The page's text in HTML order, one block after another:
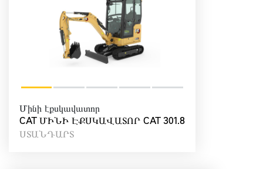
Մինի էքսկավատոր
CAT ՄԻՆԻ ԷՔՍԿԱՎԱՏՈՐ CAT 301.8
ՍՏԱՆԴԱՐՏ